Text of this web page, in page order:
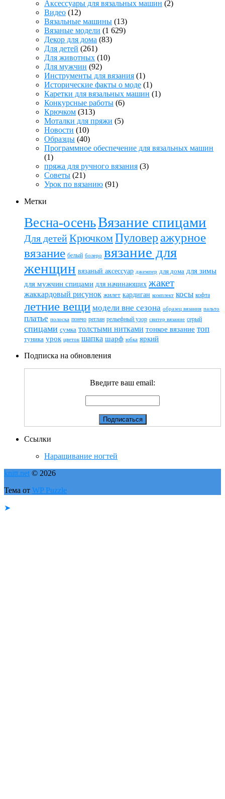
Аксессуары для вязальных машин (2)
Видео (12)
Вязальные машины (13)
Вязаные модели (1 629)
Декор для дома (83)
Для детей (261)
Для животных (10)
Для мужчин (92)
Инструменты для вязания (1)
Исторические факты о моде (1)
Каретки для вязальных машин (1)
Конкурсные работы (6)
Крючком (313)
Моталки для пряжи (5)
Новости (10)
Образцы (40)
Программное обеспечение для вязальных машин
(1)
пряжа для ручного вязания (3)
Советы (21)
Урок по вязанию (91)
Метки
Весна-осеньВязание спицами
Для детейКрючкомПуловер ажурное
вязание белый болеро вязание для
женщин вязаный аксессуар джемпер для дома для зимы
для мужчин спицами для начинающих жакет
жаккардовый рисунок жилет кардиган комплект косы кофта
летние вещи модели вне сезона образец вязания пальто
платье полоска пончо реглан рельефный узор свитер вязание серый
спицами сумка толстыми нитками тонкое вязание топ
туника урок цветок шапка шарф юбка яркий
Подписка на обновления
Введите ваш email:
Ссылки
Наращивание ногтей
knitt.net © 2026
Тема от WP Puzzle
➤